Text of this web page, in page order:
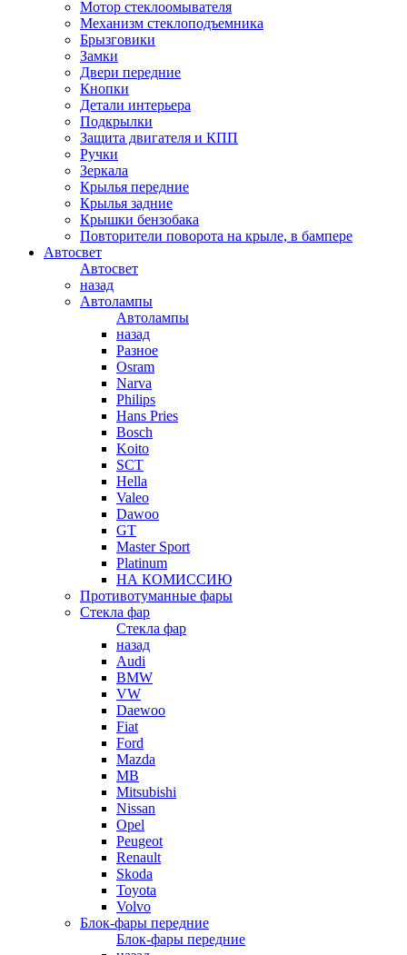
Мотор стеклоомывателя
Механизм стеклоподъемника
Брызговики
Замки
Двери передние
Кнопки
Детали интерьера
Подкрылки
Защита двигателя и КПП
Ручки
Зеркала
Крылья передние
Крылья задние
Крышки бензобака
Повторители поворота на крыле, в бампере
Автосвет
Автосвет
назад
Автолампы
Автолампы
назад
Разное
Osram
Narva
Philips
Hans Pries
Bosch
Koito
SCT
Hella
Valeo
Dawoo
GT
Master Sport
Platinum
НА КОМИССИЮ
Противотуманные фары
Стекла фар
Стекла фар
назад
Audi
BMW
VW
Daewoo
Fiat
Ford
Mazda
MB
Mitsubishi
Nissan
Opel
Peugeot
Renault
Skoda
Toyota
Volvo
Блок-фары передние
Блок-фары передние